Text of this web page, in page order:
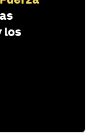
los